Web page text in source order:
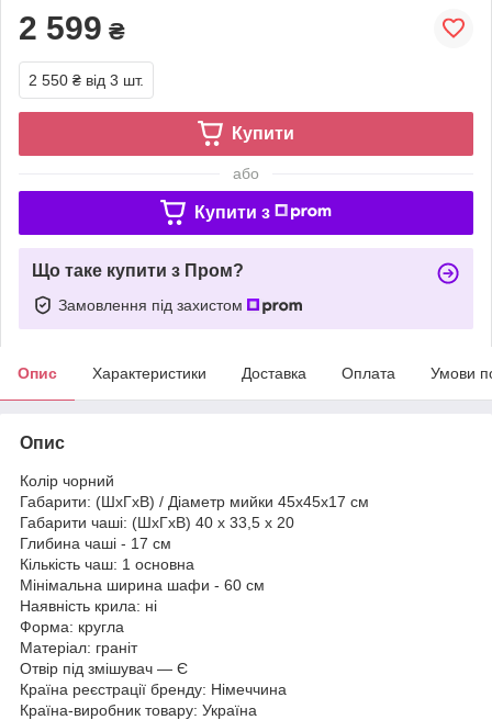
2 599 ₴
2 550 ₴ від 3 шт.
Купити
або
Купити з
Що таке купити з Пром?
Замовлення під захистом
Опис Характеристики Доставка Оплата Умови
Опис
Колір чорний
Габарити: (ШхГхВ) / Діаметр мийки 45x45x17 см
Габарити чаші: (ШхГхВ) 40 х 33,5 х 20
Глибина чаші - 17 см
Кількість чаш: 1 основна
Мінімальна ширина шафи - 60 см
Наявність крила: ні
Форма: кругла
Матеріал: граніт
Отвір під змішувач — Є
Країна реєстрації бренду: Німеччина
Країна-виробник товару: Україна